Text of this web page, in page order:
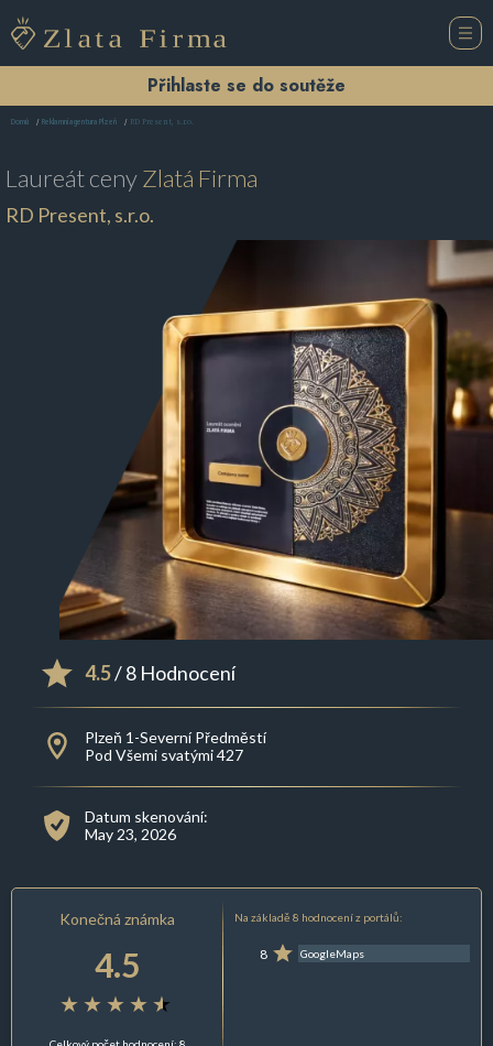
Přihlaste se do soutěže
Domů Reklamní agentura Plzeň RD Present, s.r.o.
Laureát cenyZlatá Firma
RD Present, s.r.o.
4.5/ 8 Hodnocení
Plzeň 1-Severní Předměstí
Pod Všemi svatými 427
Datum skenování:
May 23, 2026
Konečná známka
4.5
Celkový počet hodnocení: 8
Na základě 8 hodnocení z portálů:
8 GoogleMaps